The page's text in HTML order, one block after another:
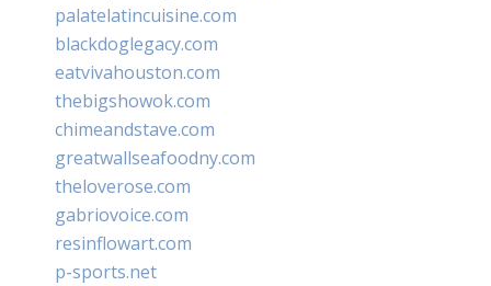
palatelatincuisine.com
blackdoglegacy.com
eatvivahouston.com
thebigshowok.com
chimeandstave.com
greatwallseafoodny.com
theloverose.com
gabriovoice.com
resinflowart.com
p-sports.net